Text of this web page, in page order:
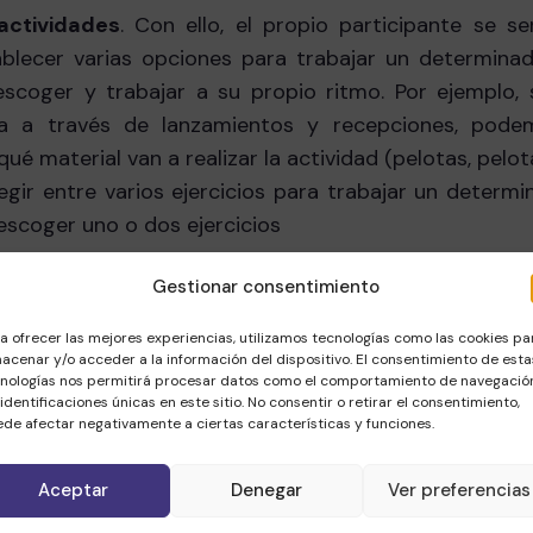
Gestionar consentimiento
ofrecer las mejores experiencias, utilizamos tecnologías como las cookies
y/o acceder a la información del dispositivo. El consentimiento de
nos permitirá procesar datos como el comportamiento de
únicas en este sitio. No consentir o retirar el consentimiento,
afectar negativamente a ciertas características y funciones.
Aceptar Denegar Ver preferencias
. Con ello, el propio participante se
varias opciones para trabajar un
y trabajar a su propio ritmo. Por ejemplo,
a través de lanzamientos y recepciones,
material van a realizar la actividad (pelotas,
entre varios ejercicios para trabajar un
uno o dos ejercicios
Los jóvenes deportistas con una baja
presentan una alta desmotivación.
(por ejemplo, seguir el ritmo de un
en las que existen varios participantes y hay
del grupo), preocupación por los demás
fomentar sentimientos de relación con
con los otros en gran grupo, como
desinhibición), satisfacción con el mundo